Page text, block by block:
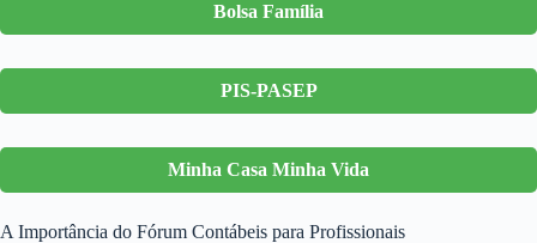
Bolsa Família
PIS-PASEP
Minha Casa Minha Vida
A Importância do Fórum Contábeis para Profissionais